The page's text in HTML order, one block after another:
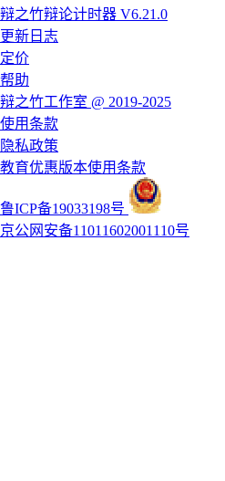
辩之竹辩论计时器 V6.21.0
更新日志
定价
帮助
辩之竹工作室 @ 2019-2025
使用条款
隐私政策
教育优惠版本使用条款
鲁ICP备19033198号
京公网安备11011602001110号